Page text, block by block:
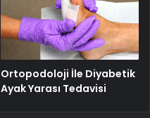
Ortopodoloji İle Diyabetik
Ayak Yarası Tedavisi